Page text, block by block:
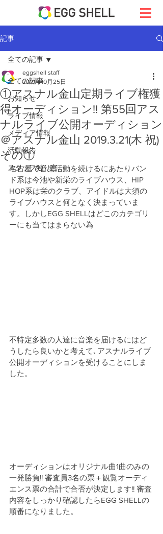
記事
全ての記事
お知らせ
ライブ情報
メディア情報
活動報告
スタッフ独り言
全ての記事
①アスナル金山定期ライブ権獲
得オーディション!! 第55回アス
ナルライブ公開オーディション
＠アスナル金山 2019.3.21(木 祝)
その①
eggshell staff
2019年10月25日
名古屋で音楽活動を続けるにあたりバン
ド系は今池や新栄のライブハウス、HIP
HOP系は栄のクラブ、アイドルは大須の
ライブハウスと何となく決まっていま
す。しかしEGG SHELLはどこのカテゴリ
ーにも当てはまらない為
不特定多数の人達に音楽を届けるにはど
うしたら良いかと考えて､アスナルライブ
公開オーディションを受けることにしま
した。
オーディションはオリジナル曲1曲のみの
一発勝負!! 審査員3名の票＋観覧オーディ
エンス票の合計で合否が決定します!! 審査
内容をしっかり確認したらEGG SHELLの
順番になりました。